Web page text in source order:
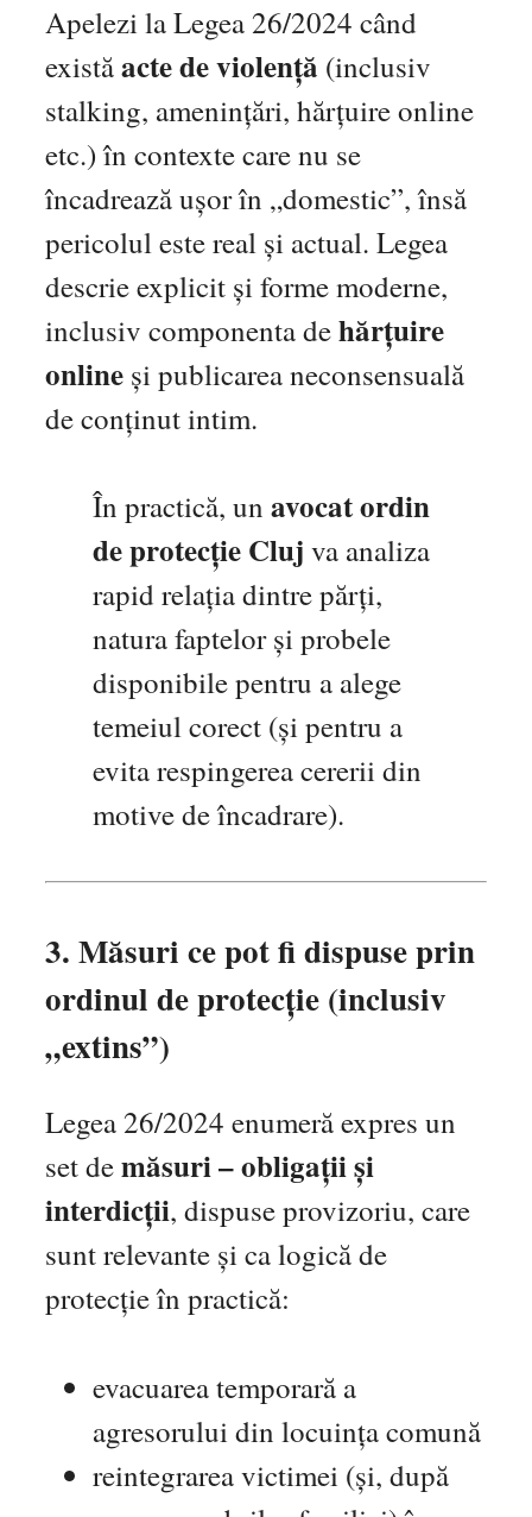
Apelezi la Legea 26/2024 când
existăacte de violență (inclusiv
stalking, amenințări, hărțuire online
etc.) în contexte care nu se
încadrează ușor în „domestic”, însă
pericolul este real și actual. Legea
descrie explicit și forme moderne,
inclusiv componenta dehărțuire
online și publicarea neconsensuală
de conținut intim.
În practică, un avocat ordin
de protecție Cluj va analiza
rapid relația dintre părți,
natura faptelor și probele
disponibile pentru a alege
temeiul corect (și pentru a
evita respingerea cererii din
motive de încadrare).
3. Măsuri ce pot fi dispuse prin
ordinul de protecție (inclusiv
„extins”)
Legea 26/2024 enumeră expres un
set demăsuri – obligații și
interdicții, dispuse provizoriu, care
sunt relevante și ca logică de
protecție în practică:
evacuarea temporară a
agresorului din locuința comună
reintegrarea victimei (și, după